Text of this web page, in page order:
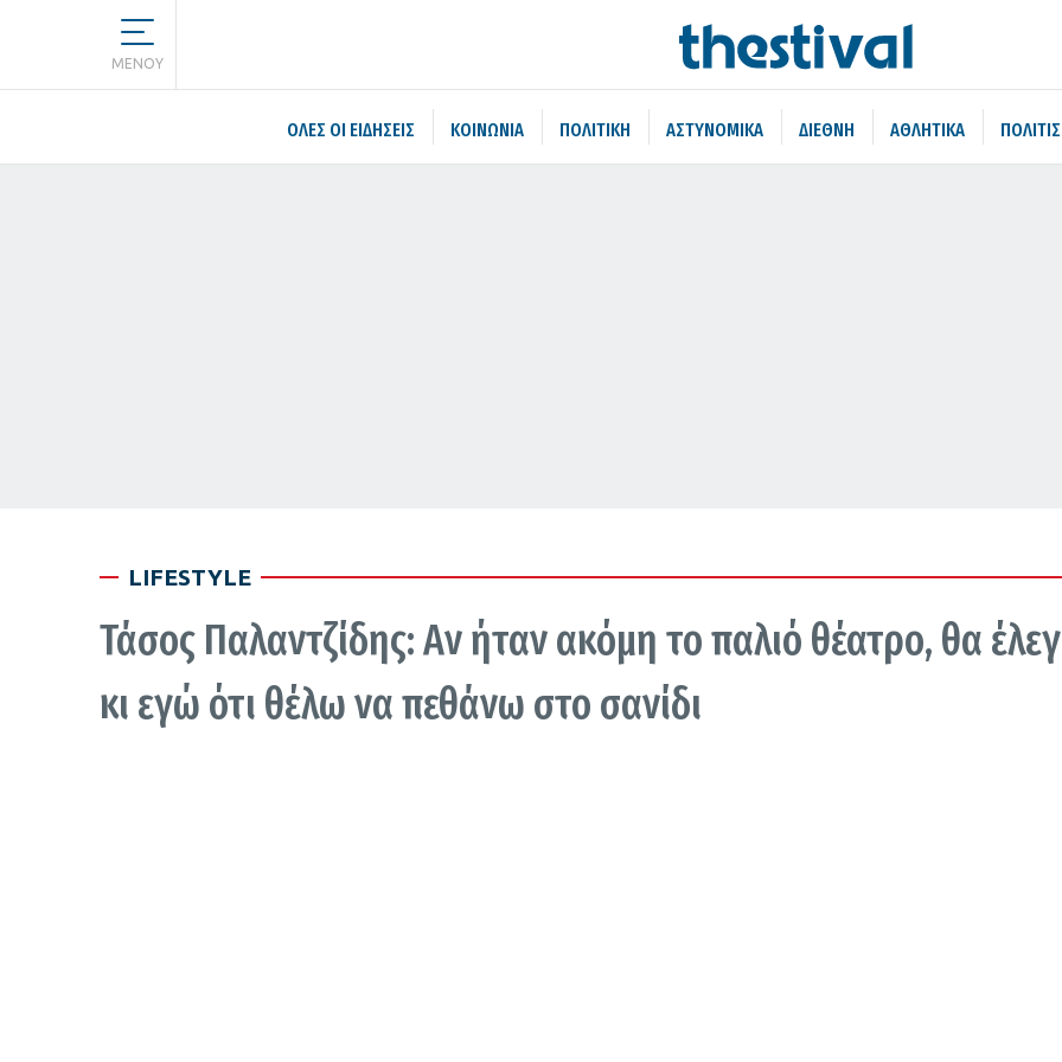
MENOY
ΌΛΕΣ ΟΙ ΕΙΔΉΣΕΙΣ ΚΟΙΝΩΝΙΑ ΠΟΛΙΤΙΚΗ ΑΣΤΥΝΟΜΙΚΑ ΔΙΕΘΝΗ ΑΘΛΗΤΙΚΑ
LIFESTYLE
Τάσος Παλαντζίδης: Αν ήταν ακόμη το παλιό θέατρο, θα
κι εγώ ότι θέλω να πεθάνω στο σανίδι